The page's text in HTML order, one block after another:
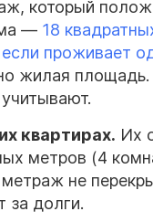
который
— 18
проживает
жилая
квартирах. Их
метров (4
не
за долги.